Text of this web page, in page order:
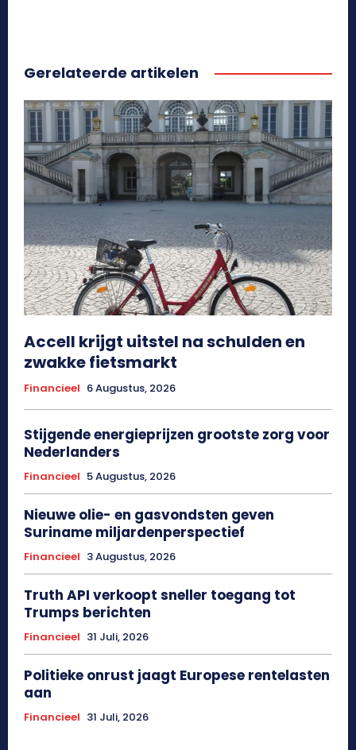
Gerelateerde artikelen
Accell krijgt uitstel na schulden en
zwakke fietsmarkt
Financieel 6 Augustus, 2026
Stijgende energieprijzen grootste zorg voor
Nederlanders
Financieel 5 Augustus, 2026
Nieuwe olie- en gasvondsten geven
Suriname miljardenperspectief
Financieel 3 Augustus, 2026
Truth API verkoopt sneller toegang tot
Trumps berichten
Financieel 31 Juli, 2026
Politieke onrust jaagt Europese rentelasten
aan
Financieel 31 Juli, 2026